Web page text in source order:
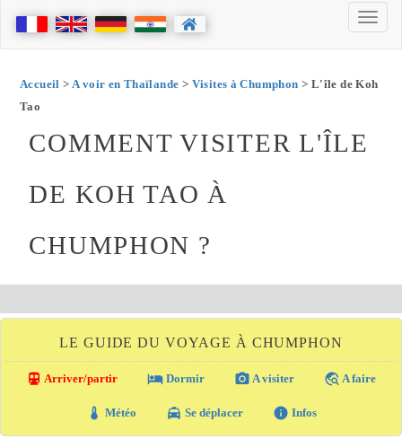
Accueil > A voir en Thaïlande > Visites à Chumphon > L'île de Koh
Tao
COMMENT VISITER L'ÎLE
DE KOH TAO À
CHUMPHON ?
LE GUIDE DU VOYAGE À CHUMPHON
directions_transit Arriver/partir local_hotel Dormir photo_camera A visiter travel_explore A faire
thermostat Météo local_taxi Se déplacer info Infos